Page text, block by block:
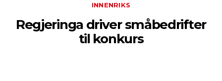
INNENRIKS
Regjeringa driver småbedrifter
til konkurs